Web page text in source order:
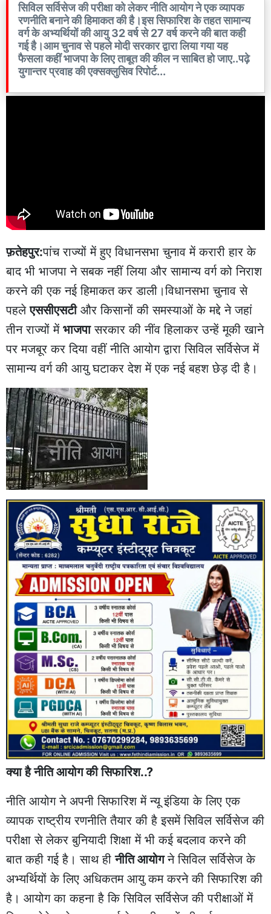
सिविल सर्विसेज की परीक्षा को लेकर नीति आयोग ने एक व्यापक
रणनीति बनाने की हिमाकत की है।इस सिफारिश के तहत सामान्य
वर्ग के अभ्यर्थियों की आयु 32 वर्ष से 27 वर्ष करने की बात कही
गई है।आम चुनाव से पहले मोदी सरकार द्वारा लिया गया यह
फैसला कहीं भाजपा के लिए ताबूत की कील न साबित हो जाए..पढ़े
युगान्तर प्रवाह की एक्सक्लुसिव रिपोर्ट...
फ़तेहपुर:पांच राज्यों में हुए विधानसभा चुनाव में करारी हार के
बाद भी भाजपा ने सबक नहीं लिया और सामान्य वर्ग को निराश
करने की एक नई हिमाकत कर डाली।विधानसभा चुनाव से
पहलेएससीएसटीऔर किसानों की समस्याओं के मद्दे ने जहां
तीन राज्यों में भाजपासरकार की नींव हिलाकर उन्हें मूकी खाने
पर मजबूर कर दिया वहीं नीति आयोग द्वारा सिविल सर्विसेज में
सामान्य वर्ग की आयु घटाकर देश में एक नई बहश छेड़ दी है।
क्या है नीति आयोग की सिफारिश..?
नीति आयोग ने अपनी सिफारिश में न्यू इंडिया के लिए एक
व्यापक राष्ट्रीय रणनीति तैयार की है इसमें सिविल सर्विसेज की
परीक्षा से लेकर बुनियादी शिक्षा में भी कई बदलाव करने की
बात कही गई है। साथ हीनीति आयोगने सिविल सर्विसेज के
अभ्यर्थियों के लिए अधिकतम आयु कम करने की सिफारिश की
है। आयोग का कहना है कि सिविल सर्विसेज की परीक्षाओं में